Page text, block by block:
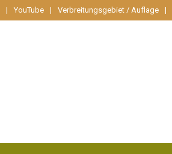
YouTube Verbreitungsgebiet / Auflage